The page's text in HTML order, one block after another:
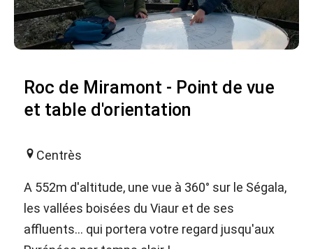
Roc de Miramont - Point de vue
et table d'orientation
Centrès
A 552m d'altitude, une vue à 360° sur le Ségala,
les vallées boisées du Viaur et de ses
affluents... qui portera votre regard jusqu'aux